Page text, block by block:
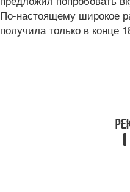
По-настоящему широкое
получила только в конце